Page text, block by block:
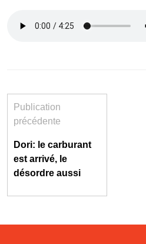
Publication
précédente
Dori: le carburant
est arrivé, le
désordre aussi